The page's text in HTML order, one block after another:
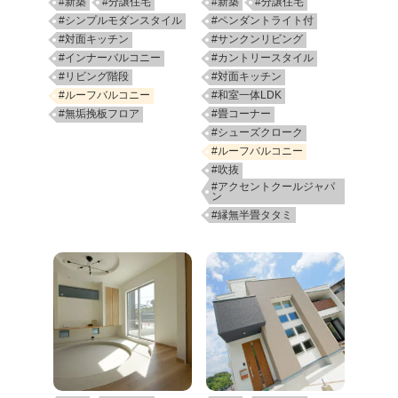
#シンプルモダンスタイル
#対面キッチン
#インナーバルコニー
#リビング階段
#ルーフバルコニー
#無垢挽板フロア
#ペンダントライト付
#サンクンリビング
#カントリースタイル
#対面キッチン
#和室一体LDK
#畳コーナー
#シューズクローク
#ルーフバルコニー
#吹抜
#アクセントクールジャパ
ン
#縁無半畳タタミ